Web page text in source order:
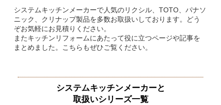
システムキッチンメーカーで人気のリクシル、TOTO、パナソ
ニック、クリナップ製品を多数お取扱いしております。どう
ぞお気軽にお見積りください。
またキッチンリフォームにあたって役に立つページや記事を
まとめました。こちらもぜひご覧ください。
システムキッチンメーカーと
取扱いシリーズ一覧